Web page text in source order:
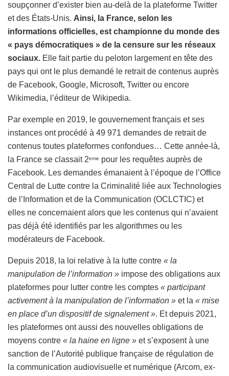
soupçonner d’exister bien au-delà de la plateforme Twitter
et des États-Unis. Ainsi, la France, selon les
informations officielles, est championne du monde des
« pays démocratiques » de la censure sur les réseaux
sociaux. Elle fait partie du peloton largement en tête des
pays qui ont le plus demandé le retrait de contenus auprès
de Facebook, Google, Microsoft, Twitter ou encore
Wikimedia, l’éditeur de Wikipedia.
Par exemple en 2019, le gouvernement français et ses
instances ont procédé à 49 971 demandes de retrait de
contenus toutes plateformes confondues… Cette année-là,
la France se classait 2eme pour les requêtes auprès de
Facebook. Les demandes émanaient à l’époque de l’Office
Central de Lutte contre la Criminalité liée aux Technologies
de l’Information et de la Communication (OCLCTIC) et
elles ne concernaient alors que les contenus qui n’avaient
pas déjà été identifiés par les algorithmes ou les
modérateurs de Facebook.
Depuis 2018, la loi relative à la lutte contre « la
manipulation de l’information » impose des obligations aux
plateformes pour lutter contre les comptes « participant
activement à la manipulation de l’information » et la « mise
en place d’un dispositif de signalement ». Et depuis 2021,
les plateformes ont aussi des nouvelles obligations de
moyens contre « la haine en ligne » et s’exposent à une
sanction de l’Autorité publique française de régulation de
la communication audiovisuelle et numérique (Arcom, ex-